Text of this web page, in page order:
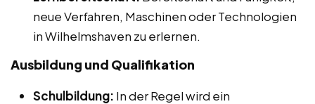
neue Verfahren, Maschinen oder Technologien
in Wilhelmshaven zu erlernen.
Ausbildung und Qualifikation
Schulbildung: In der Regel wird ein